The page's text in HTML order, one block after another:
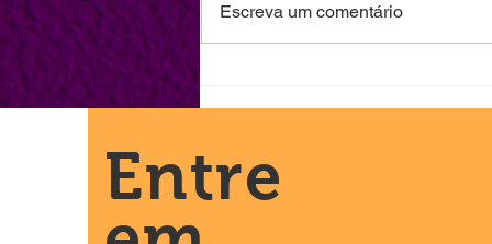
direito à educação no
Engenho Velho da
Escreva um comentário
Entre